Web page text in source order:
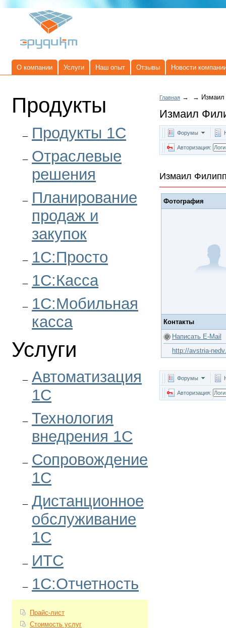
О компании Услуги Наш опыт Отзывы Новости
Продукты
Продукты 1C
Отраслевые
решения
Планирование
продаж и
закупок
1С:Просто
1С:Касса
1С:Мобильная
касса
Услуги
Автоматизация
1С
Технология
внедрения 1С
Сопровождение
1С
Дистанционное
обслуживание
1С
ИТС
1С:Отчетность
Прайс-лист
Стоимость услуг
Главная → →
Измаил
Форумы
Авторизация:
Измаил
Фотография
Контакты
Написать E-Mail
http://avstria-
Форумы
Авторизация: